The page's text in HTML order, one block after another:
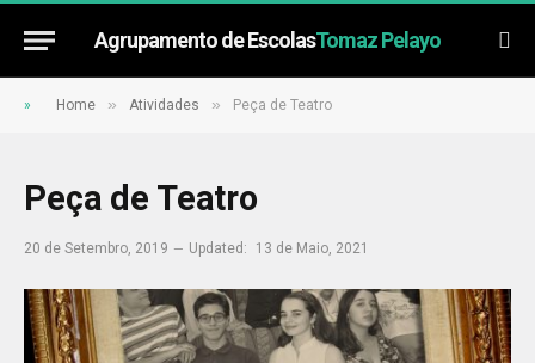
Agrupamento de EscolasTomaz Pelayo
» Home » Atividades » Peça de Teatro
Peça de Teatro
20 de Setembro, 2019 Updated: 13 de Maio, 2021